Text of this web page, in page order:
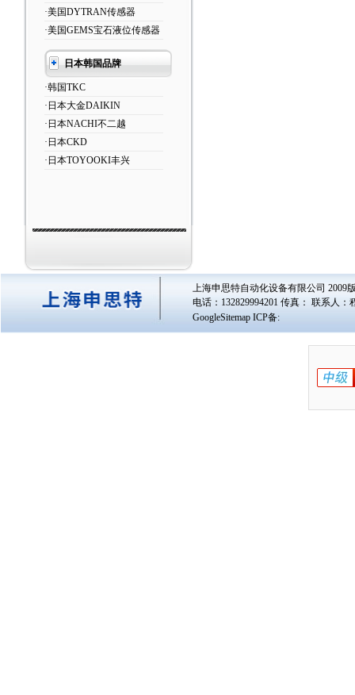
·美国DYTRAN传感器
·美国GEMS宝石液位传感器
日本韩国品牌
·韩国TKC
·日本大金DAIKIN
·日本NACHI不二越
·日本CKD
·日本TOYOOKI丰兴
上海申思特自动化设备有限公司 2009
电话：132829994201 传真： 联系人：
GoogleSitemap ICP备: